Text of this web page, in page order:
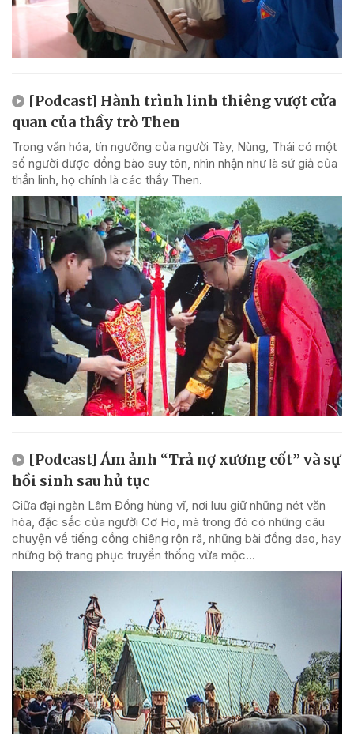
[Podcast] Hành trình linh thiêng vượt cửa
quan của thầy trò Then
Trong văn hóa, tín ngưỡng của người Tày, Nùng, Thái có một
số người được đồng bào suy tôn, nhìn nhận như là sứ giả của
thần linh, họ chính là các thầy Then.
[Podcast] Ám ảnh “Trả nợ xương cốt” và sự
hồi sinh sau hủ tục
Giữa đại ngàn Lâm Đồng hùng vĩ, nơi lưu giữ những nét văn
hóa, đặc sắc của người Cơ Ho, mà trong đó có những câu
chuyện về tiếng cồng chiêng rộn rã, những bài đồng dao, hay
những bộ trang phục truyền thống vừa mộc...